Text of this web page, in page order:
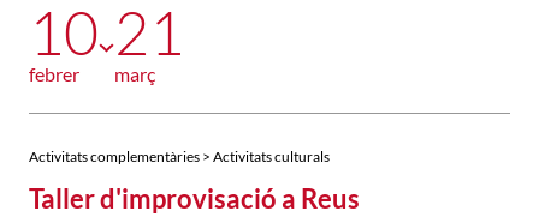
10
febrer
21
març
Activitats complementàries > Activitats culturals
Taller d'improvisació a Reus